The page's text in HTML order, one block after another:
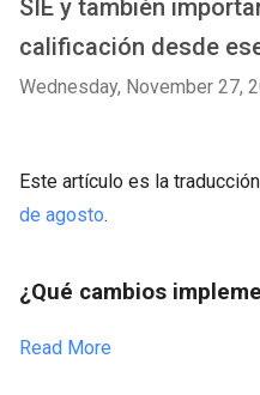
SIE y también
calificación desde
Wednesday, November 27,
Este artículo es la
de agosto.
¿Qué cambios
Read More